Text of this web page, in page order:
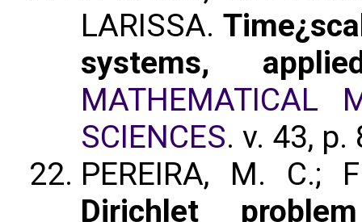
LARISSA.
systems,
MATHEMATICAL
SCIENCES. v. 43,
PEREIRA, M. C.;
Dirichlet